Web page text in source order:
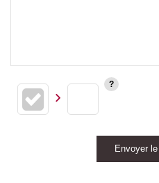
Envoyer